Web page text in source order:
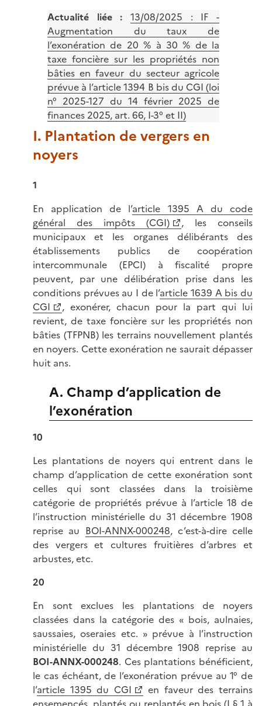
Actualité liée : 13/08/2025 : IF -
Augmentation du taux de
l’exonération de 20 % à 30 % de la
taxe foncière sur les propriétés non
bâties en faveur du secteur agricole
prévue à l’article 1394 B bis du CGI (loi
n° 2025-127 du 14 février 2025 de
finances 2025, art. 66, I-3° et II)
I. Plantation de vergers en
noyers
1
En application de l’article 1395 A du code
général des impôts (CGI)
, les conseils
municipaux et les organes délibérants des
établissements publics de coopération
intercommunale (EPCI) à fiscalité propre
peuvent, par une délibération prise dans les
conditions prévues au I de l’article 1639 A bis du
CGI
, exonérer, chacun pour la part qui lui
revient, de taxe foncière sur les propriétés non
bâties (TFPNB) les terrains nouvellement plantés
en noyers. Cette exonération ne saurait dépasser
huit ans.
A. Champ d’application de
l’exonération
10
Les plantations de noyers qui entrent dans le
champ d’application de cette exonération sont
celles qui sont classées dans la troisième
catégorie de propriétés prévue à l’article 18 de
l’instruction ministérielle du 31 décembre 1908
reprise au BOI-ANNX-000248, c’est-à-dire celle
des vergers et cultures fruitières d’arbres et
arbustes, etc.
20
En sont exclues les plantations de noyers
classées dans la catégorie des « bois, aulnaies,
saussaies, oseraies etc. » prévue à l’instruction
ministérielle du 31 décembre 1908 reprise au
BOI-ANNX-000248. Ces plantations bénéficient,
le cas échéant, de l’exonération prévue au 1° de
l’article 1395 du CGI
en faveur des terrains